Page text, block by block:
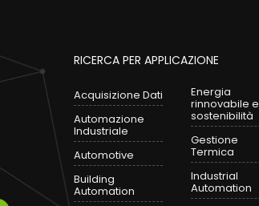
RICERCA PER APPLICAZIONE
Acquisizione Dati
Automazione
Industriale
Automotive
Building
Automation
Energia
rinnovabile e
sostenibilità
Gestione
Termica
Industrial
Automation